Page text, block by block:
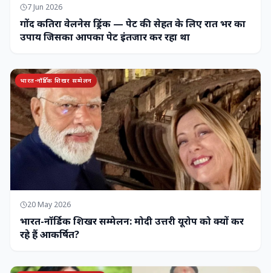
7 Jun 2026
गोंद कतिरा वेलनेस ड्रिंक — पेट की सेहत के लिए रात भर का
उपाय जिसका आपका पेट इंतजार कर रहा था
भारत-नॉर्डिक शिखर सम्मेलन
20 May 2026
भारत-नॉर्डिक शिखर सम्मेलन: मोदी उत्तरी यूरोप को क्यों कर
रहे हैं आकर्षित?